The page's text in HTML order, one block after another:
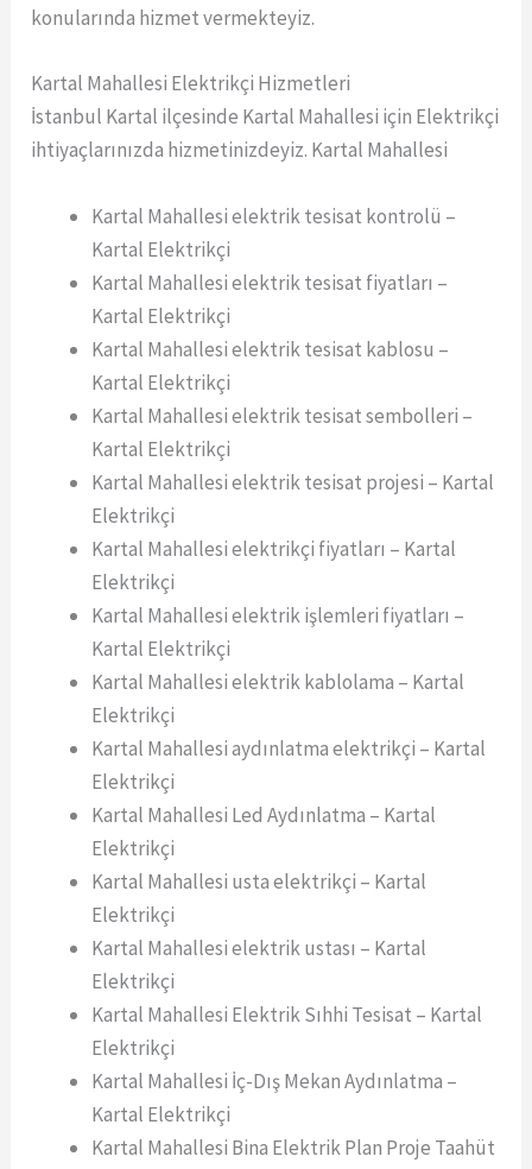
konularında hizmet vermekteyiz.
Kartal Mahallesi Elektrikçi Hizmetleri
İstanbul Kartal ilçesinde Kartal Mahallesi için Elektrikçi
ihtiyaçlarınızda hizmetinizdeyiz. Kartal Mahallesi
Kartal Mahallesi elektrik tesisat kontrolü –
Kartal Elektrikçi
Kartal Mahallesi elektrik tesisat fiyatları –
Kartal Elektrikçi
Kartal Mahallesi elektrik tesisat kablosu –
Kartal Elektrikçi
Kartal Mahallesi elektrik tesisat sembolleri –
Kartal Elektrikçi
Kartal Mahallesi elektrik tesisat projesi – Kartal
Elektrikçi
Kartal Mahallesi elektrikçi fiyatları – Kartal
Elektrikçi
Kartal Mahallesi elektrik işlemleri fiyatları –
Kartal Elektrikçi
Kartal Mahallesi elektrik kablolama – Kartal
Elektrikçi
Kartal Mahallesi aydınlatma elektrikçi – Kartal
Elektrikçi
Kartal Mahallesi Led Aydınlatma – Kartal
Elektrikçi
Kartal Mahallesi usta elektrikçi – Kartal
Elektrikçi
Kartal Mahallesi elektrik ustası – Kartal
Elektrikçi
Kartal Mahallesi Elektrik Sıhhi Tesisat – Kartal
Elektrikçi
Kartal Mahallesi İç-Dış Mekan Aydınlatma –
Kartal Elektrikçi
Kartal Mahallesi Bina Elektrik Plan Proje Taahüt